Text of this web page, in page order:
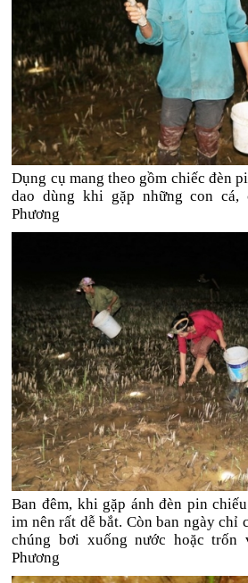
Dụng cụ mang theo gồm chiếc đèn
dao dùng khi gặp những con cá,
Phương
Ban đêm, khi gặp ánh đèn pin
im nên rất dễ bắt. Còn ban ngày chỉ
chúng bơi xuống nước hoặc trốn
Phương